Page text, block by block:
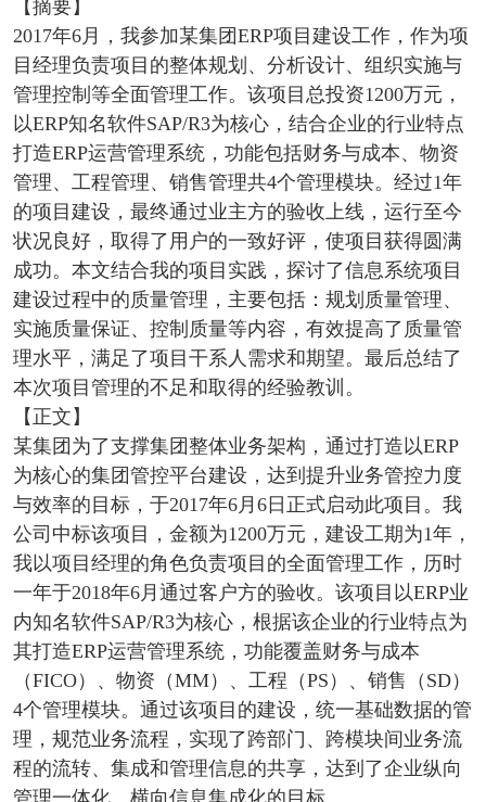
【摘要】
2017年6月，我参加某集团ERP项目建设工作，作为项
目经理负责项目的整体规划、分析设计、组织实施与
管理控制等全面管理工作。该项目总投资1200万元，
以ERP知名软件SAP/R3为核心，结合企业的行业特点
打造ERP运营管理系统，功能包括财务与成本、物资
管理、工程管理、销售管理共4个管理模块。经过1年
的项目建设，最终通过业主方的验收上线，运行至今
状况良好，取得了用户的一致好评，使项目获得圆满
成功。本文结合我的项目实践，探讨了信息系统项目
建设过程中的质量管理，主要包括：规划质量管理、
实施质量保证、控制质量等内容，有效提高了质量管
理水平，满足了项目干系人需求和期望。最后总结了
本次项目管理的不足和取得的经验教训。
【正文】
某集团为了支撑集团整体业务架构，通过打造以ERP
为核心的集团管控平台建设，达到提升业务管控力度
与效率的目标，于2017年6月6日正式启动此项目。我
公司中标该项目，金额为1200万元，建设工期为1年，
我以项目经理的角色负责项目的全面管理工作，历时
一年于2018年6月通过客户方的验收。该项目以ERP业
内知名软件SAP/R3为核心，根据该企业的行业特点为
其打造ERP运营管理系统，功能覆盖财务与成本
（FICO）、物资（MM）、工程（PS）、销售（SD）
4个管理模块。通过该项目的建设，统一基础数据的管
理，规范业务流程，实现了跨部门、跨模块间业务流
程的流转、集成和管理信息的共享，达到了企业纵向